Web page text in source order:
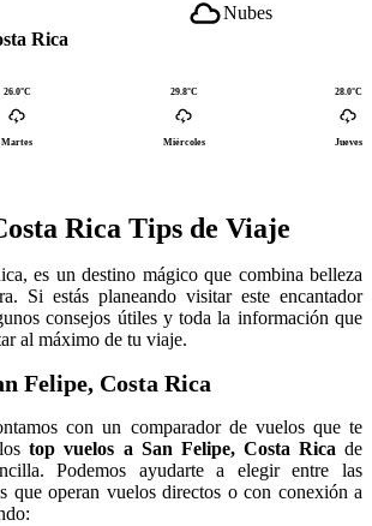
Rica
Nubes
26.0°C
Martes
29.8°C
Miércoles
28.0°C
Jueves
Rica Tips de Viaje
es un destino mágico que combina belleza
Si estás planeando visitar este encantador
consejos útiles y toda la información que
al máximo de tu viaje.
Felipe, Costa Rica
con un comparador de vuelos que te
lostop vuelos a San Felipe, Costa Rica de
Podemos ayudarte a elegir entre las
que operan vuelos directos o con conexión a